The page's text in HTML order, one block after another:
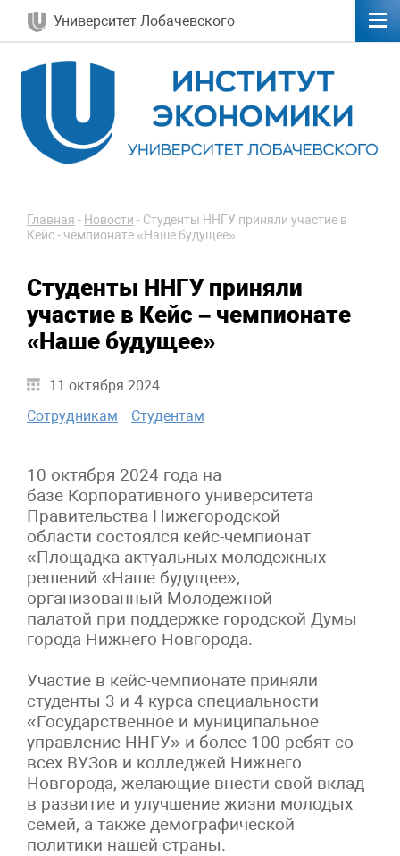
Университет Лобачевского
Главная - Новости - Студенты ННГУ приняли участие в
Кейс - чемпионате «Наше будущее»
Студенты ННГУ приняли
участие в Кейс – чемпионате
«Наше будущее»
11 октября 2024
Сотрудникам
Студентам
10 октября 2024 года на
базе Корпоративного университета
Правительства Нижегородской
области состоялся кейс-чемпионат
«Площадка актуальных молодежных
решений «Наше будущее»,
организованный Молодежной
палатой при поддержке городской Думы
города Нижнего Новгорода.
Участие в кейс-чемпионате приняли
студенты 3 и 4 курса специальности
«Государственное и муниципальное
управление ННГУ» и более 100 ребят со
всех ВУЗов и колледжей Нижнего
Новгорода, желающие внести свой вклад
в развитие и улучшение жизни молодых
семей, а также демографической
политики нашей страны.